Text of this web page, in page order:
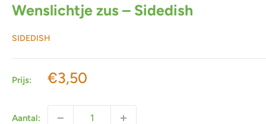
Wenslichtje zus – Sidedish
SIDEDISH
Prijs: Actieprijs
€3,50
Aantal: